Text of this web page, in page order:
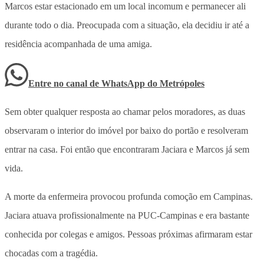
Marcos estar estacionado em um local incomum e permanecer ali
durante todo o dia. Preocupada com a situação, ela decidiu ir até a
residência acompanhada de uma amiga.
Entre no canal de WhatsApp do Metrópoles
Sem obter qualquer resposta ao chamar pelos moradores, as duas
observaram o interior do imóvel por baixo do portão e resolveram
entrar na casa. Foi então que encontraram Jaciara e Marcos já sem
vida.
A morte da enfermeira provocou profunda comoção em Campinas.
Jaciara atuava profissionalmente na PUC-Campinas e era bastante
conhecida por colegas e amigos. Pessoas próximas afirmaram estar
chocadas com a tragédia.